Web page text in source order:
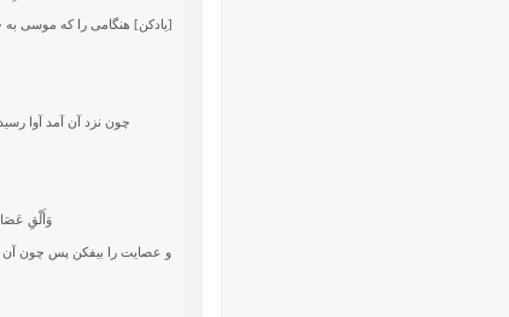
[يادكن] هنگامى را كه موسى
چون نزد آن آمد آوا
وَأَلْقِ
و عصايت را بيفكن پس چون آن